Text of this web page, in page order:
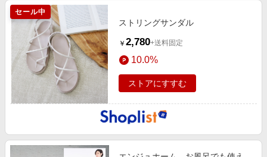
セール中
ストリングサンダル
￥ 2,780+送料固定
10.0%
ストアにすすむ